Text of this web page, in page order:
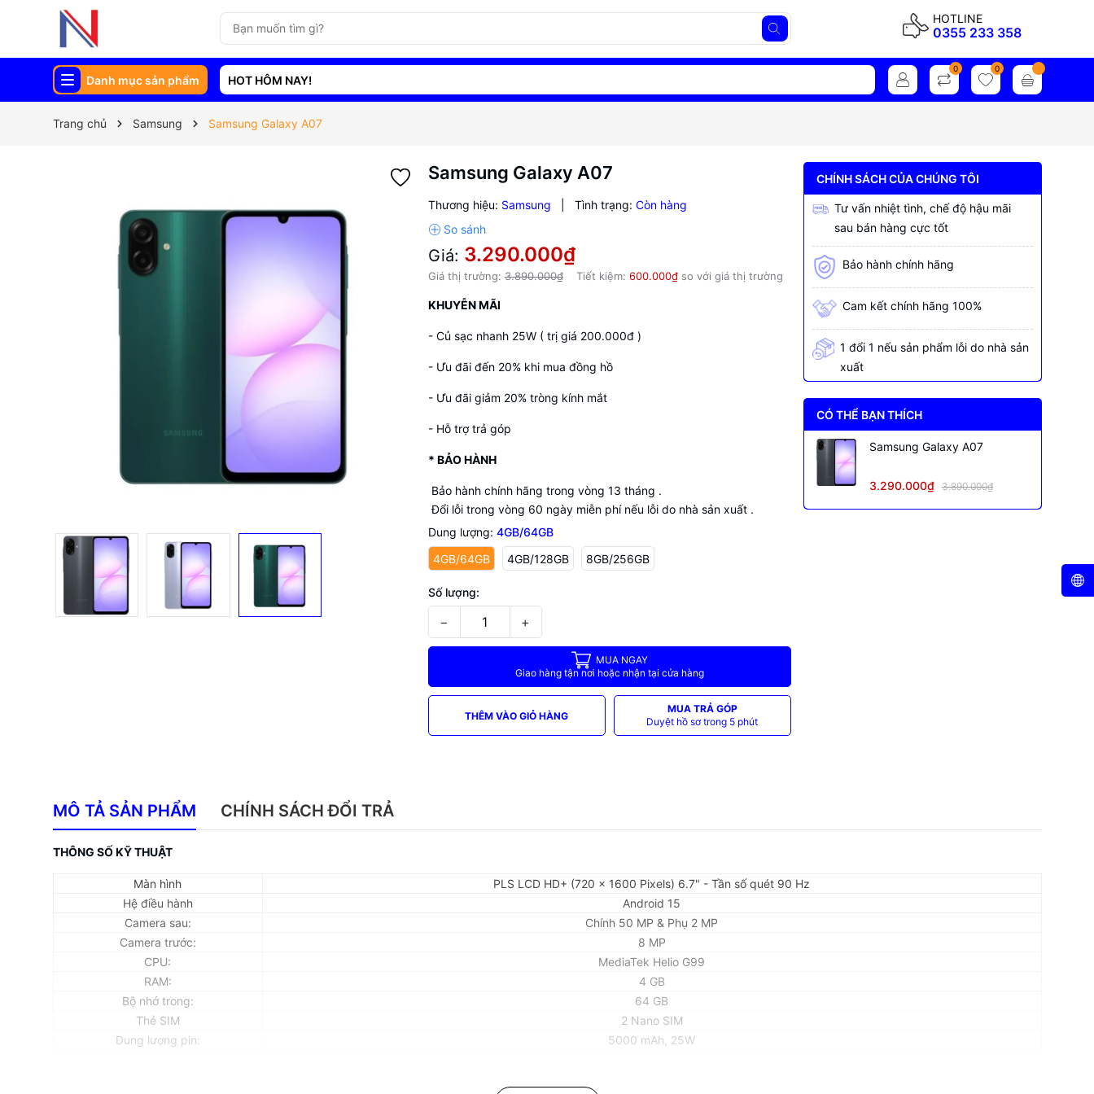
HOTLINE
0355 233 358
Danh mục sản phẩm HOT HÔM NAY!
0 0
Trang chủ Samsung Samsung Galaxy A07
Samsung Galaxy A07
Thương hiệu: Samsung Tình trạng: Còn hàng
Giá: 3.290.000₫
Giá thị trường:3.890.000₫ Tiết kiệm: 600.000₫so với giá thị trường
KHUYỄN MÃI
- Củ sạc nhanh 25W ( trị giá 200.000đ )
- Ưu đãi đến 20% khi mua đồng hồ
- Ưu đãi giảm 20% tròng kính mắt
- Hỗ trợ trả góp
* BẢO HÀNH
Bảo hành chính hãng trong vòng 13 tháng .
Đổi lỗi trong vòng 60 ngày miễn phí nếu lỗi do nhà sản xuất .
Dung lượng: 4GB/64GB
4GB/64GB
4GB/128GB 8GB/256GB
Số lượng:
− +
MUA NGAY
Giao hàng tận nơi hoặc nhận tại cửa hàng
THÊM VÀO GIỎ HÀNG
MUA TRẢ GÓP
Duyệt hồ sơ trong 5 phút
CHÍNH SÁCH CỦA CHÚNG TÔI
Tư vấn nhiệt tình, chế độ hậu mãi
sau bán hàng cực tốt
Bảo hành chính hãng
Cam kết chính hãng 100%
1 đổi 1 nếu sản phẩm lỗi do nhà sản
xuất
CÓ THỂ BẠN THÍCH
Samsung Galaxy A07
3.290.000₫ 3.890.000₫
MÔ TẢ SẢN PHẨM CHÍNH SÁCH ĐỔI TRẢ
THÔNG SỐ KỸ THUẬT
Màn hình
PLS LCD HD+ (720 x 1600 Pixels) 6.7" - Tần số quét 90 Hz
Hệ điều hành
Android 15
Camera sau:
Chính 50 MP & Phụ 2 MP
Camera trước:
8 MP
CPU:
MediaTek Helio G99
RAM:
4 GB
Bộ nhớ trong:
64 GB
Thẻ SIM
2 Nano SIM
Dung lượng pin:
5000 mAh, 25W